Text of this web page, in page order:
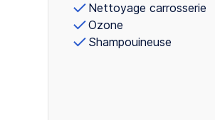
Nettoyage carrosserie
Ozone
Shampouineuse